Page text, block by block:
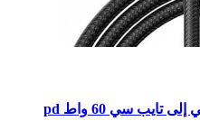
كابل شحن جوي روم sa28 تايب سي إلى تايب سي 60 واط pd